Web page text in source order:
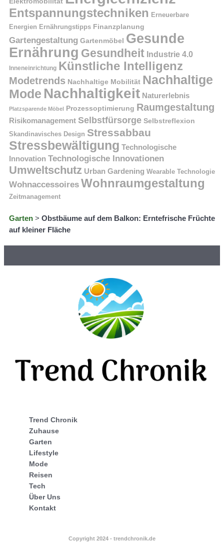
Entspannungstechniken Erneuerbare
Energien Ernährungstipps Finanzplanung
Gartengestaltung Gartenmöbel Gesunde
Ernährung Gesundheit Industrie 4.0
Inneneinrichtung Künstliche Intelligenz
Modetrends Nachhaltige Mobilität Nachhaltige
Mode Nachhaltigkeit Naturerlebnis
Platzsparende Möbel Prozessoptimierung Raumgestaltung
Risikomanagement Selbstfürsorge Selbstreflexion
Skandinavisches Design Stressabbau
Stressbewältigung Technologische
Innovation Technologische Innovationen
Umweltschutz Urban Gardening Wearable Technologie
Wohnaccessoires Wohnraumgestaltung
Zeitmanagement
Garten > Obstbäume auf dem Balkon: Erntefrische Früchte
auf kleiner Fläche
Trend Chronik
Zuhause
Garten
Lifestyle
Mode
Reisen
Tech
Über Uns
Kontakt
Copyright 2024 - trendchronik.de